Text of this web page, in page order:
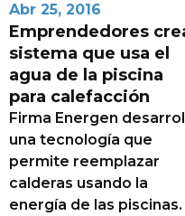
Abr 25, 2016
Emprendedores
sistema que usa el
agua de la piscina
para calefacción
Firma Energen
una tecnología que
permite reemplazar
calderas usando la
energía de las piscinas.